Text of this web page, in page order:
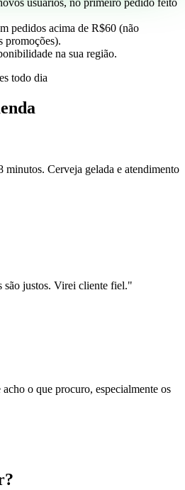
pedidos acima de R$60 (não
promoções).
na sua região.
todo dia
minutos. Cerveja gelada e atendimento
são justos. Virei cliente fiel."
o que procuro, especialmente os